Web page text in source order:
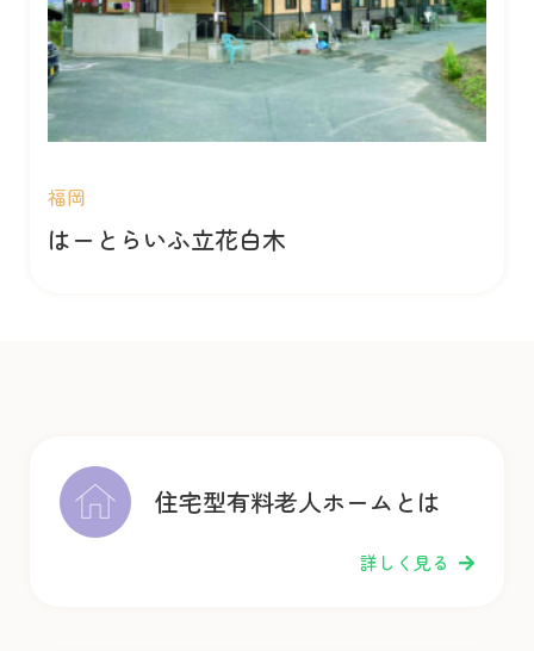
福岡
はーとらいふ立花白木
住宅型有料老人ホームとは
詳しく見る